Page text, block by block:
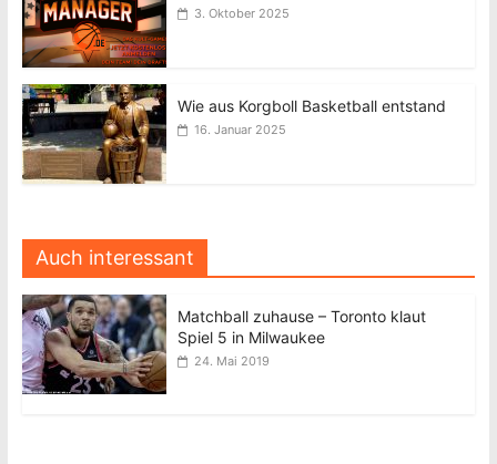
3. Oktober 2025
Wie aus Korgboll Basketball entstand
16. Januar 2025
Auch interessant
Matchball zuhause – Toronto klaut
Spiel 5 in Milwaukee
24. Mai 2019